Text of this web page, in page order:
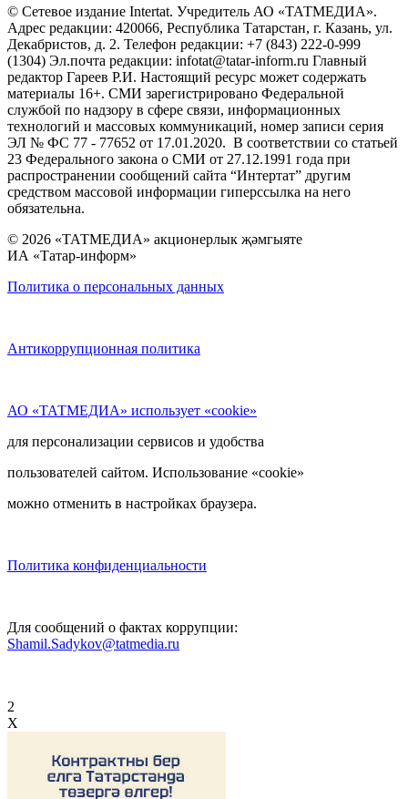
© Сетевое издание Intertat. Учредитель АО «ТАТМЕДИА».
Адрес редакции: 420066, Республика Татарстан, г. Казань, ул.
Декабристов, д. 2. Телефон редакции: +7 (843) 222-0-999
(1304) Эл.почта редакции: infotat@tatar-inform.ru Главный
редактор Гареев Р.И. Настоящий ресурс может содержать
материалы 16+. СМИ зарегистрировано Федеральной
службой по надзору в сфере связи, информационных
технологий и массовых коммуникаций, номер записи серия
ЭЛ № ФС 77 - 77652 от 17.01.2020. В соответствии со статьей
23 Федерального закона о СМИ от 27.12.1991 года при
распространении сообщений сайта “Интертат” другим
средством массовой информации гиперссылка на него
обязательна.
© 2026 «ТАТМЕДИА» акционерлык җәмгыяте
ИА «Татар-информ»
Политика о персональных данных
Антикоррупционная политика
АО «ТАТМЕДИА» использует «cookie»
для персонализации сервисов и удобства
пользователей сайтом. Использование «cookie»
можно отменить в настройках браузера.
Политика конфиденциальности
Для сообщений о фактах коррупции:
Shamil.Sadykov@tatmedia.ru
2
X